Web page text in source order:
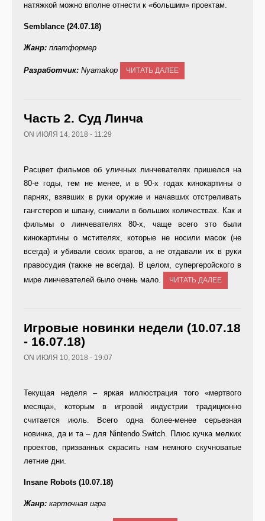
натяжкой можно вполне отнести к «большим» проектам.
Semblance (24.07.18)
Жанр: платформер
Разработчик: Nyamakop ЧИТАТЬ ДАЛЕЕ
Часть 2. Суд Линча
ON ИЮЛЯ 14, 2018 - 11:29
Расцвет фильмов об уличных линчевателях пришелся на
80-е годы, тем не менее, и в 90-х годах кинокартины о
парнях, взявших в руки оружие и начавших отстреливать
гангстеров и шпану, снимали в больших количествах. Как и
фильмы о линчевателях 80-х, чаще всего это были
кинокартины о мстителях, которые не носили масок (не
всегда) и убивали своих врагов, а не отдавали их в руки
правосудия (также не всегда). В целом, супергеройского в
мире линчевателей было очень мало.
ЧИТАТЬ ДАЛЕЕ
Игровые новинки недели (10.07.18
- 16.07.18)
ON ИЮЛЯ 10, 2018 - 19:07
Текущая неделя – яркая иллюстрация того «мертвого
месяца», которым в игровой индустрии традиционно
считается июль. Всего одна более-менее серьезная
новинка, да и та – для Nintendo Switch. Плюс кучка мелких
проектов, призванных скрасить нам немного скучноватые
летние дни.
Insane Robots (10.07.18)
Жанр: карточная игра